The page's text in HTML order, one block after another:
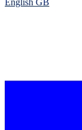
English GB‎